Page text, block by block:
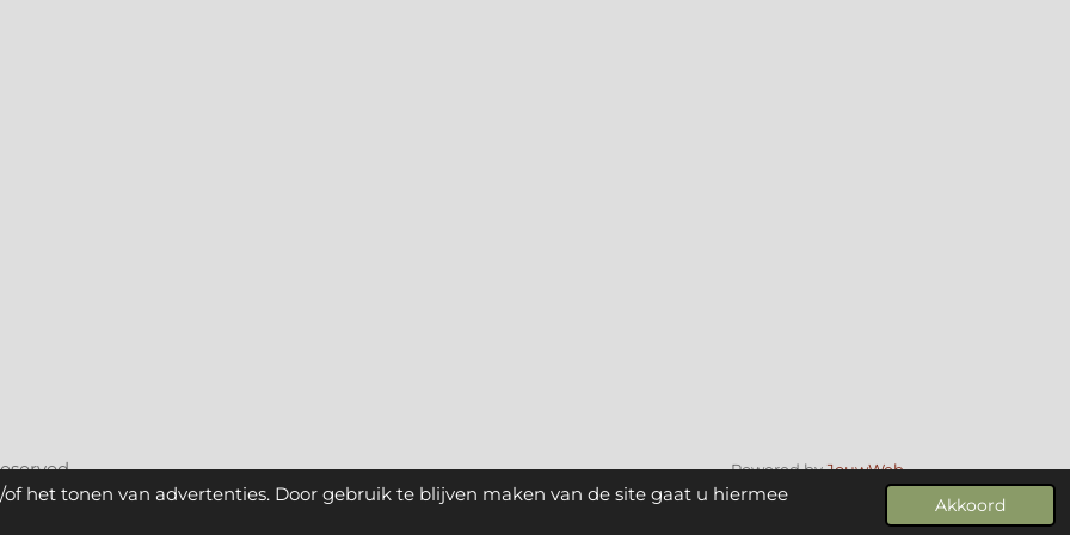
het tonen van advertenties. Door gebruik te blijven maken van de site gaat u hiermee
Akkoord
Powered byJouwWeb